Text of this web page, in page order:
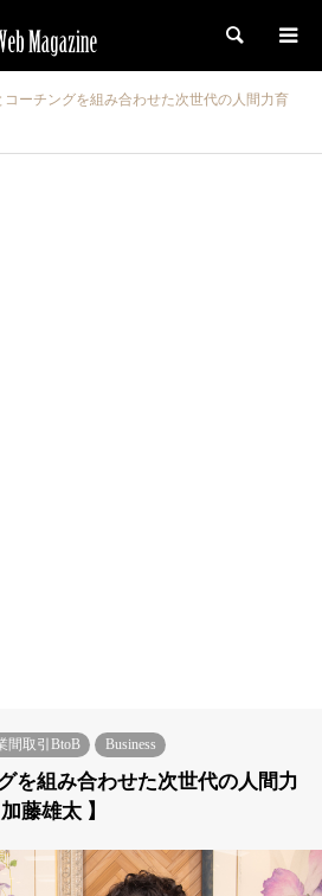
検索
コーチングを組み合わせた次世代の人間力育
間取引BtoB Business
を組み合わせた次世代の人間力
藤雄太 】